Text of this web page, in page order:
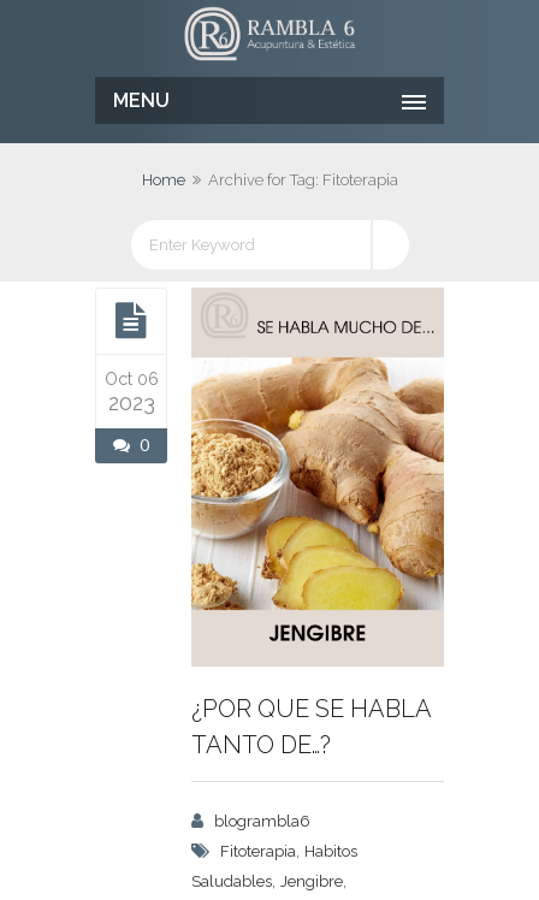
MENU
Home Archive for Tag: Fitoterapia
Oct 06
2023
0
¿POR QUE SE HABLA
TANTO DE…?
blogrambla6
Fitoterapia Habitos
Saludables
Jengibre